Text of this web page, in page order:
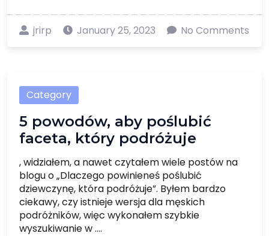
jrirp January 25, 2023 No Comments
Category
5 powodów, aby poślubić
faceta, który podróżuje
, widziałem, a nawet czytałem wiele postów na
blogu o „Dlaczego powinieneś poślubić
dziewczynę, która podróżuje”. Byłem bardzo
ciekawy, czy istnieje wersja dla męskich
podróżników, więc wykonałem szybkie
wyszukiwanie w ....